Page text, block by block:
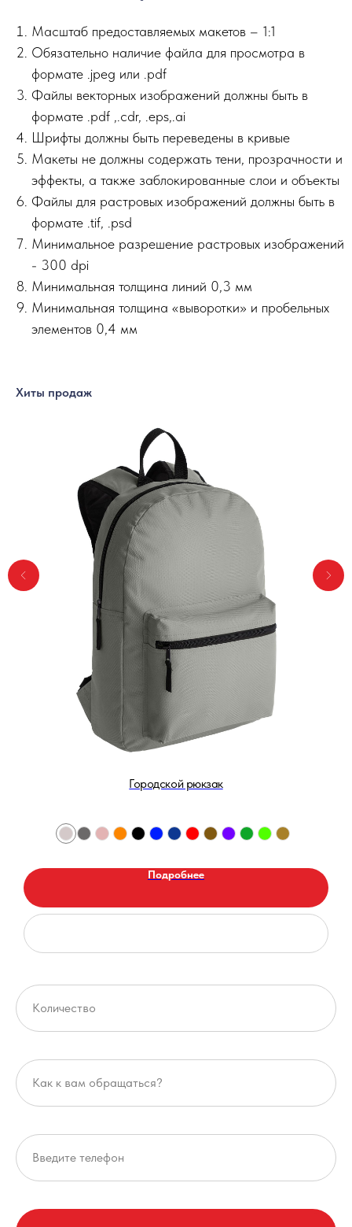
Масштаб предоставляемых макетов – 1:1
Обязательно наличие файла для просмотра в
формате .jpeg или .pdf
Файлы векторных изображений должны быть в
формате .pdf ,.сdr, .eps,.ai
Шрифты должны быть переведены в кривые
Макеты не должны содержать тени, прозрачности и
эффекты, а также заблокированные слои и объекты
Файлы для растровых изображений должны быть в
формате .tif, .psd
Минимальное разрешение растровых изображений
- 300 dpi
Минимальная толщина линий 0,3 мм
Минимальная толщина «выворотки» и пробельных
элементов 0,4 мм
Хиты продаж
Городской рюкзак
Подробнее